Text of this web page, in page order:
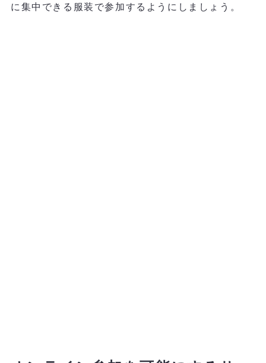
に集中できる服装で参加するようにしましょう。